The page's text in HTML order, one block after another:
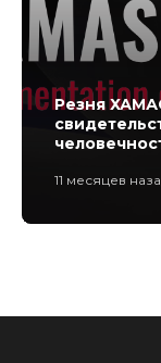
Резня
11 месяцев